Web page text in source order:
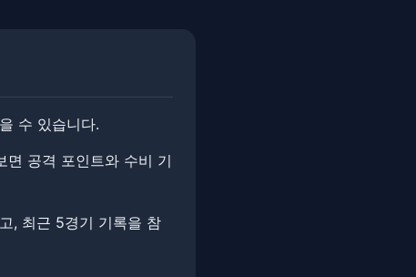
수 있습니다.
면 공격 포인트와 수비 기
, 최근 5경기 기록을 참